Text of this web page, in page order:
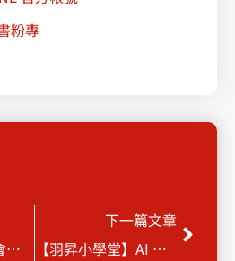
粉專
【羽昇小學堂】會議效率瞬間提升！Google Meet 4個快捷鍵你會用了嗎？
下一篇文章
【羽昇小學堂】AI 被駭客玩壞了，機密資料全外洩！
Next